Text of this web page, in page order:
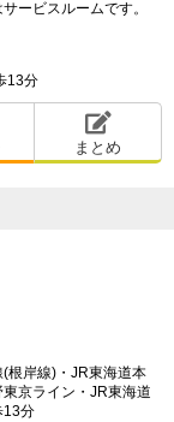
ビスルームです。
13分
まとめ
根岸線)・JR東海道本
京ライン・JR東海道
13分